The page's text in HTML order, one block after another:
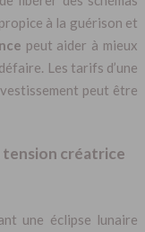
à la guérison et
peut aider à mieux
Les tarifs d’une
peut être
tension créatrice
une éclipse lunaire